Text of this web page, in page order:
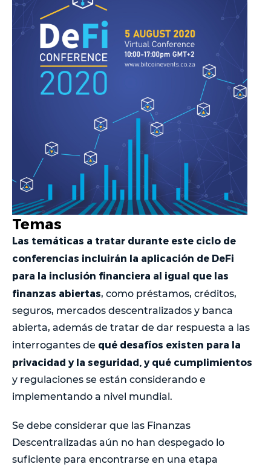
Temas
Las temáticas a tratar durante este ciclo de
conferencias incluirán la aplicación de DeFi
para la inclusión financiera al igual que las
finanzas abiertas, como préstamos, créditos,
seguros, mercados descentralizados y banca
abierta, además de tratar de dar respuesta a las
interrogantes de qué desafíos existen para la
privacidad y la seguridad, y qué cumplimientos
y regulaciones se están considerando e
implementando a nivel mundial.
Se debe considerar que las Finanzas
Descentralizadas aún no han despegado lo
suficiente para encontrarse en una etapa